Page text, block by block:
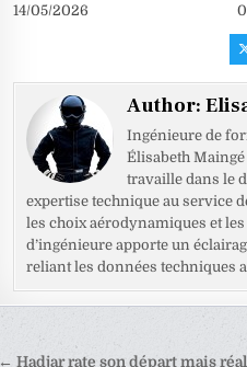
14/05/2026
Author:
Ingénieure de
Élisabeth
travaille dans le
expertise technique au service
les choix aérodynamiques et
d’ingénieure apporte un
reliant les données techniques
← Hadjar rate son départ mais